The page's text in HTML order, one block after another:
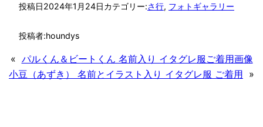
投稿日2024年1月24日カテゴリー:さ行, フォトギャラリー
投稿者:houndys
« パルくん＆ビートくん 名前入り イタグレ服ご着用画像
小豆（あずき） 名前とイラスト入り イタグレ服 ご着用 »